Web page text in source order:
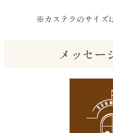
※カステラのサイズ
メッセー